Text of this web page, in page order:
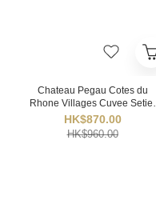
Chateau Pegau Cotes du
Rhone Villages Cuvee Setier
2022 (RP93) - 6 Bottle Pack
HK$870.00
HK$960.00